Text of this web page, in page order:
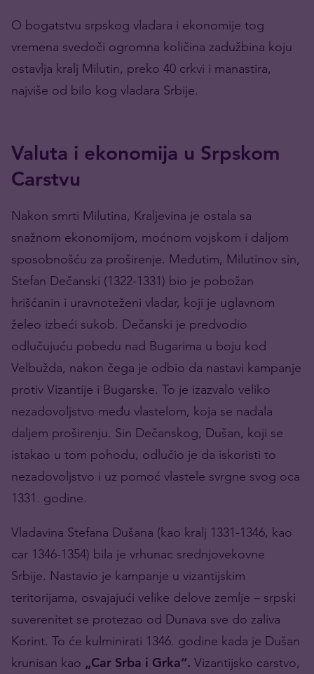
O bogatstvu srpskog vladara i ekonomije tog
vremena svedoči ogromna količina zadužbina koju
ostavlja kralj Milutin, preko 40 crkvi i manastira,
najviše od bilo kog vladara Srbije.
Valuta i ekonomija u Srpskom
Carstvu
Nakon smrti Milutina, Kraljevina je ostala sa
snažnom ekonomijom, moćnom vojskom i daljom
sposobnošću za proširenje. Međutim, Milutinov sin,
Stefan Dečanski (1322-1331) bio je pobožan
hrišćanin i uravnoteženi vladar, koji je uglavnom
želeo izbeći sukob. Dečanski je predvodio
odlučujuću pobedu nad Bugarima u boju kod
Velbužda, nakon čega je odbio da nastavi kampanje
protiv Vizantije i Bugarske. To je izazvalo veliko
nezadovoljstvo među vlastelom, koja se nadala
daljem proširenju. Sin Dečanskog, Dušan, koji se
istakao u tom pohodu, odlučio je da iskoristi to
nezadovoljstvo i uz pomoć vlastele svrgne svog oca
1331. godine.
Vladavina Stefana Dušana (kao kralj 1331-1346, kao
car 1346-1354) bila je vrhunac srednjovekovne
Srbije. Nastavio je kampanje u vizantijskim
teritorijama, osvajajući velike delove zemlje – srpski
suverenitet se protezao od Dunava sve do zaliva
Korint. To će kulminirati 1346. godine kada je Dušan
krunisan kao „Car Srba i Grka“. Vizantijsko carstvo,